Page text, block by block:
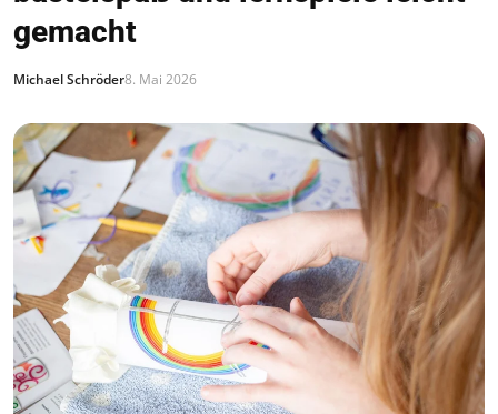
gemacht
Michael Schröder8. Mai 2026